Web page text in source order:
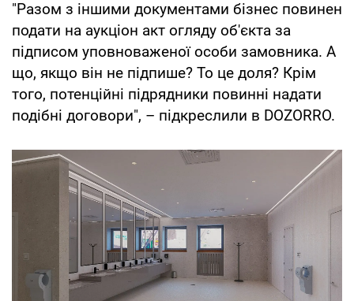
"Разом з іншими документами бізнес повинен
подати на аукціон акт огляду об'єкта за
підписом уповноваженої особи замовника. А
що, якщо він не підпише? То це доля? Крім
того, потенційні підрядники повинні надати
подібні договори", – підкреслили в DOZORRO.